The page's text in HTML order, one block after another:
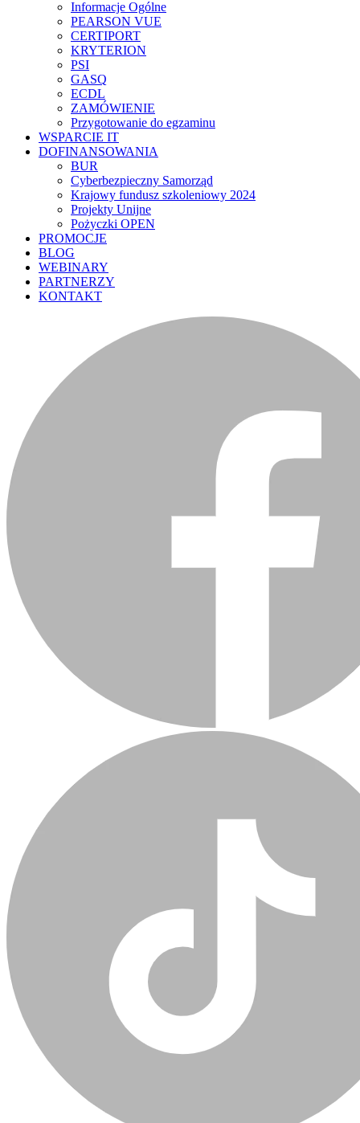
Informacje Ogólne
PEARSON VUE
CERTIPORT
KRYTERION
PSI
GASQ
ECDL
ZAMÓWIENIE
Przygotowanie do egzaminu
WSPARCIE IT
DOFINANSOWANIA
BUR
Cyberbezpieczny Samorząd
Krajowy fundusz szkoleniowy 2024
Projekty Unijne
Pożyczki OPEN
PROMOCJE
BLOG
WEBINARY
PARTNERZY
KONTAKT